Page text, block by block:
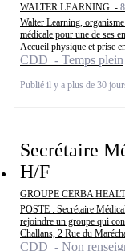
WALTER LEARNING -
Walter Learning,
médicale pour une de ses
Accueil physique et prise
CDD - Temps plein
Publié il y a plus de 30
Secrétaire
H/F
GROUPE CERBA
POSTE : Secrétaire
rejoindre un groupe qui
Challans, 2 Rue du
CDD - Non